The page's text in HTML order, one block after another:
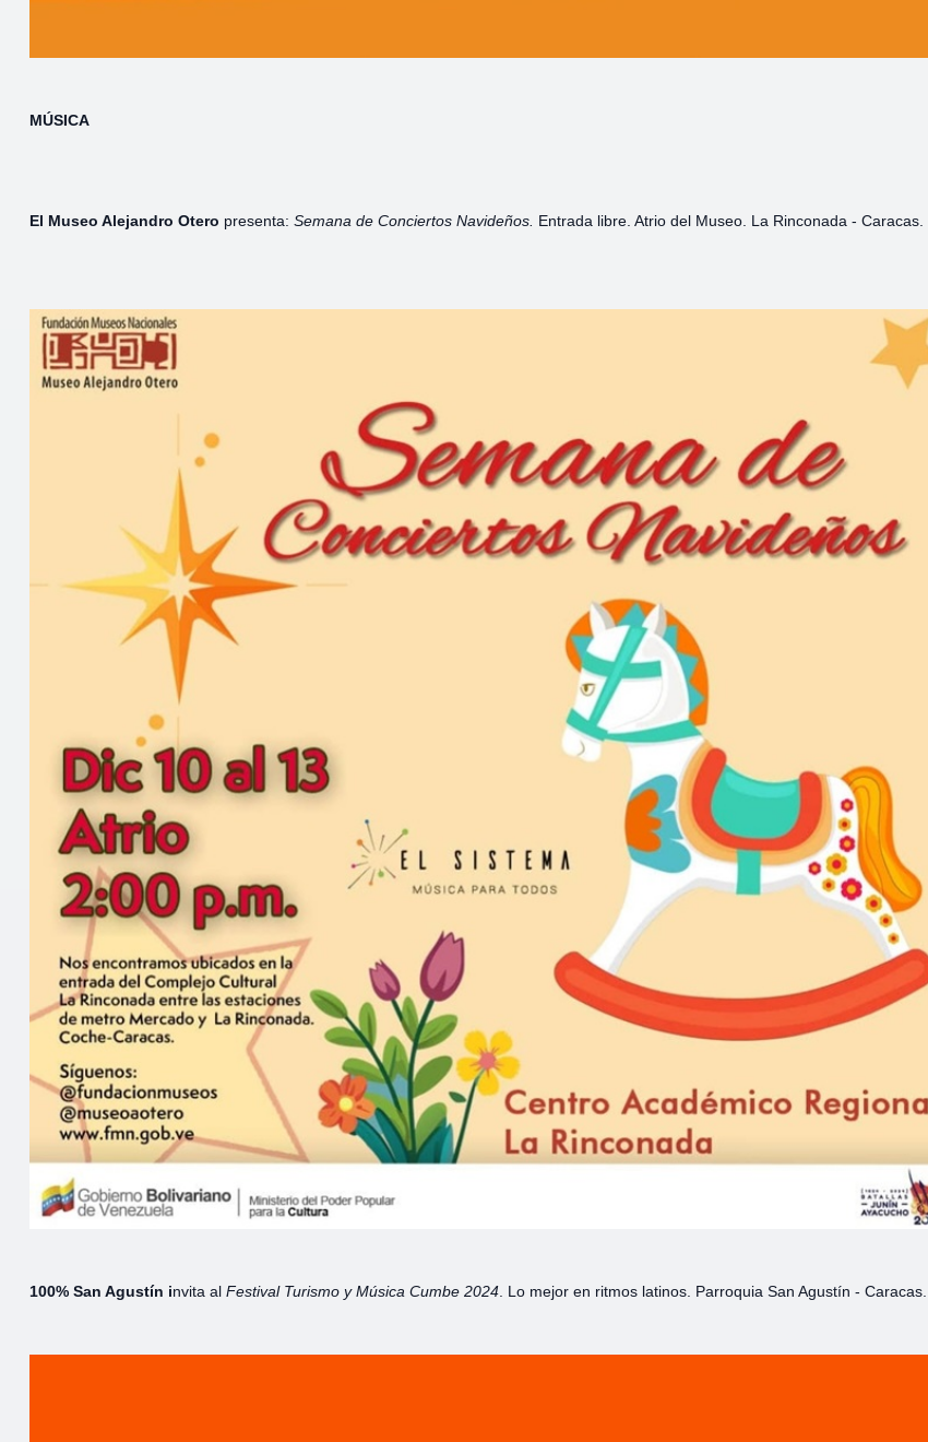
MÚSICA
El Museo Alejandro Otero presenta: Semana de Conciertos Navideños. Entrada libre. Atrio del Museo. La Rinconada - Caracas.
100% San Agustín invita al Festival Turismo y Música Cumbe 2024 . Lo mejor en ritmos latinos. Parroquia San Agustín - Caracas.